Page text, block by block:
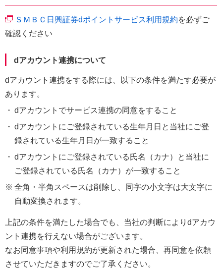
ＳＭＢＣ日興証券dポイントサービス利用規約を必ずご
確認ください
dアカウント連携について
dアカウント連携をする際には、以下の条件を満たす必要が
あります。
・ dアカウントでサービス連携の同意をすること
・ dアカウントにご登録されている生年月日と当社にご登
録されている生年月日が一致すること
・ dアカウントにご登録されている氏名（カナ）と当社に
ご登録されている氏名（カナ）が一致すること
※ 全角・半角スペースは削除し、同字の小文字は大文字に
自動変換されます。
上記の条件を満たした場合でも、当社の判断によりdアカウ
ント連携を行えない場合がございます。
なお同意事項や利用規約が更新された場合、再同意を依頼
させていただきますのでご了承ください。